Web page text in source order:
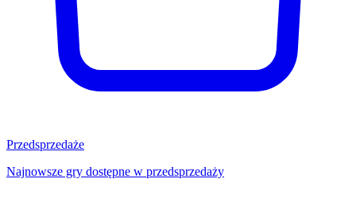
Przedsprzedaże
Najnowsze gry dostępne w przedsprzedaży